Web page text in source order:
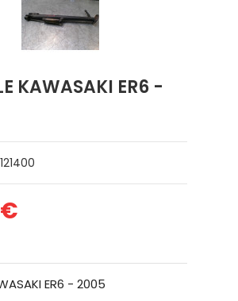
KAWASAKI ER6 -
ER6 - 2005